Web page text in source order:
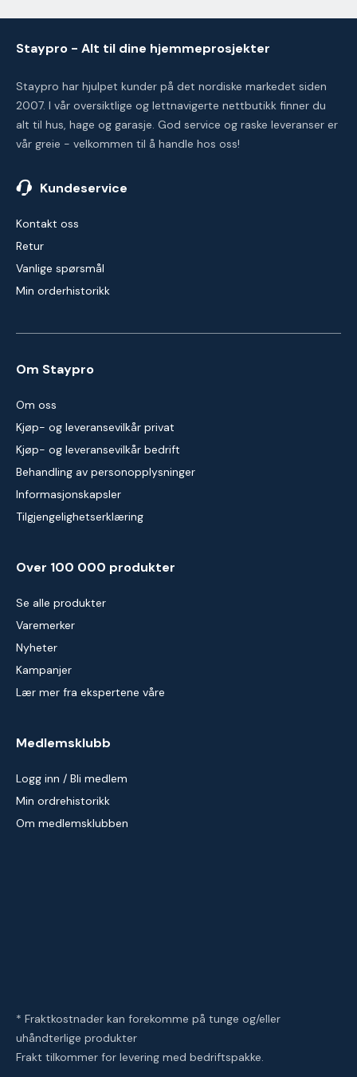
Staypro - Alt til dine hjemmeprosjekter
Staypro har hjulpet kunder på det nordiske markedet siden
2007. I vår oversiktlige og lettnavigerte nettbutikk finner du
alt til hus, hage og garasje. God service og raske leveranser er
vår greie - velkommen til å handle hos oss!
Kundeservice
Kontakt oss
Retur
Vanlige spørsmål
Min orderhistorikk
Om Staypro
Om oss
Kjøp- og leveransevilkår privat
Kjøp- og leveransevilkår bedrift
Behandling av personopplysninger
Informasjonskapsler
Tilgjengelighetserklæring
Over 100 000 produkter
Se alle produkter
Varemerker
Nyheter
Kampanjer
Lær mer fra ekspertene våre
Medlemsklubb
Logg inn / Bli medlem
Min ordrehistorikk
Om medlemsklubben
* Fraktkostnader kan forekomme på tunge og/eller
uhåndterlige produkter
Frakt tilkommer for levering med bedriftspakke.